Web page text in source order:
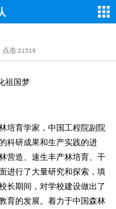
点击:21519
祖国梦
培育学家，中国工程院副院
科研成果和生产实践的进
营造、速生丰产林培育、干
进行了大量研究和探索，填
长期间，对学校建设做出了
育的发展。着力于中国森林